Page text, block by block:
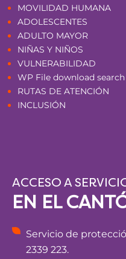
MOVILIDAD HUMANA
ADOLESCENTES
ADULTO MAYOR
NIÑAS Y NIÑOS
VULNERABILIDAD
WP File download search
RUTAS DE ATENCIÓN
INCLUSIÓN
ACCESO A
EN EL
Servicio de
2339 223.